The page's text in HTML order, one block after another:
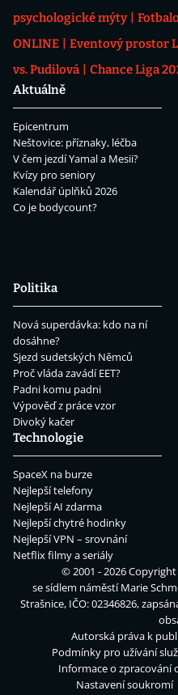
psychologické mýty
ONLINE
Eventový prostor
vs. Pudilová
Chance Liga
Aktuálně
Epicentrum
Neštovice: příznaky, léčba
V čem jezdí Yamal a Mesii?
Kvízy pro seniory
Kalendář úplňků 2026
Co je bodycount?
Politika
Nová superdávka: kdo na ní
dosáhne?
Sjezd sudetských Němců
Proč vláda zavádí EET?
Padni komu padni
Výpověď z práce vzor
Divoký kačer
Technologie
SpaceX na burze
Nejlepší telefony
Nejlepší AI zdarma
Nejlepší chytré hodinky
Nejlepší VPN – srovnání
Netflix filmy a seriály
© 2001 - 2026 Copyright
se sídlem náměstí Marie
Strašnice, IČO: 02346826,
Autorská práva k
Podmínky pro užívání
Informace o zpracování
Nastavení soukromí